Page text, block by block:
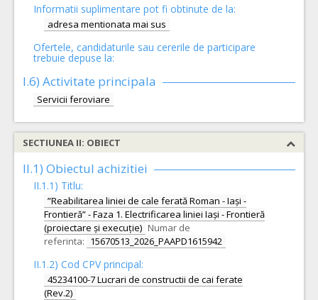
Informatii suplimentare pot fi obtinute de la:
adresa mentionata mai sus
Ofertele, candidaturile sau cererile de participare
trebuie depuse la:
I.6) Activitate principala
Servicii feroviare
SECTIUNEA II: OBIECT
II.1) Obiectul achizitiei
II.1.1) Titlu:
”Reabilitarea liniei de cale ferată Roman - Iași -
Frontieră” - Faza 1. Electrificarea liniei Iași - Frontieră
(proiectare și execuție) Numar de
referinta: 15670513_2026_PAAPD1615942
II.1.2) Cod CPV principal:
45234100-7 Lucrari de constructii de cai ferate
(Rev.2)